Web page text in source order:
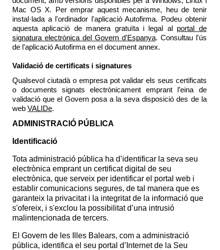
Mac OS X. Per emprar aquest mecanisme, heu de tenir
instal·lada a l'ordinador l'aplicacióAutofirma. Podeu obtenir
aquesta aplicació de manera gratuïta i legal al portal de
signatura electrònica del Govern d'Espanya. Consultaul'ús
de l'aplicacióAutofirma en el document annex.
Validació de certificats i signatures
Qualsevol ciutadà o empresa pot validar els seus certificats
o documents signats electrònicament emprant l’eina de
validació que el Govern posa a la seva disposició des de la
web VALIDe.
ADMINISTRACIÓ PÚBLICA
Identificació
Tota administració pública ha d’identificar la seva seu
electrònica emprant un certificat digital de seu
electrònica, que serveix per identificar el portal web i
establir comunicacions segures, de tal manera que es
garanteix la privacitat i la integritat de la informació que
s'ofereix, i s'exclou la possibilitat d’una intrusió
malintencionada de tercers.
El Govern de les Illes Balears, com a administració
pública, identifica el seu portal d’Internet de la Seu